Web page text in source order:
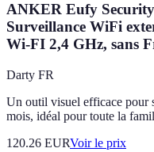
ANKER Eufy
Surveillance WiFi
Wi-FI 2,4 GHz, sans
Darty FR
Un outil visuel efficace pour
mois, idéal pour toute la
120.26 EURVoir le prix